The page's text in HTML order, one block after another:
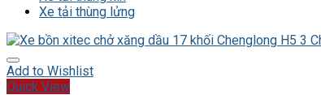
Xe tải thùng lửng
Add to Wishlist
Quick View